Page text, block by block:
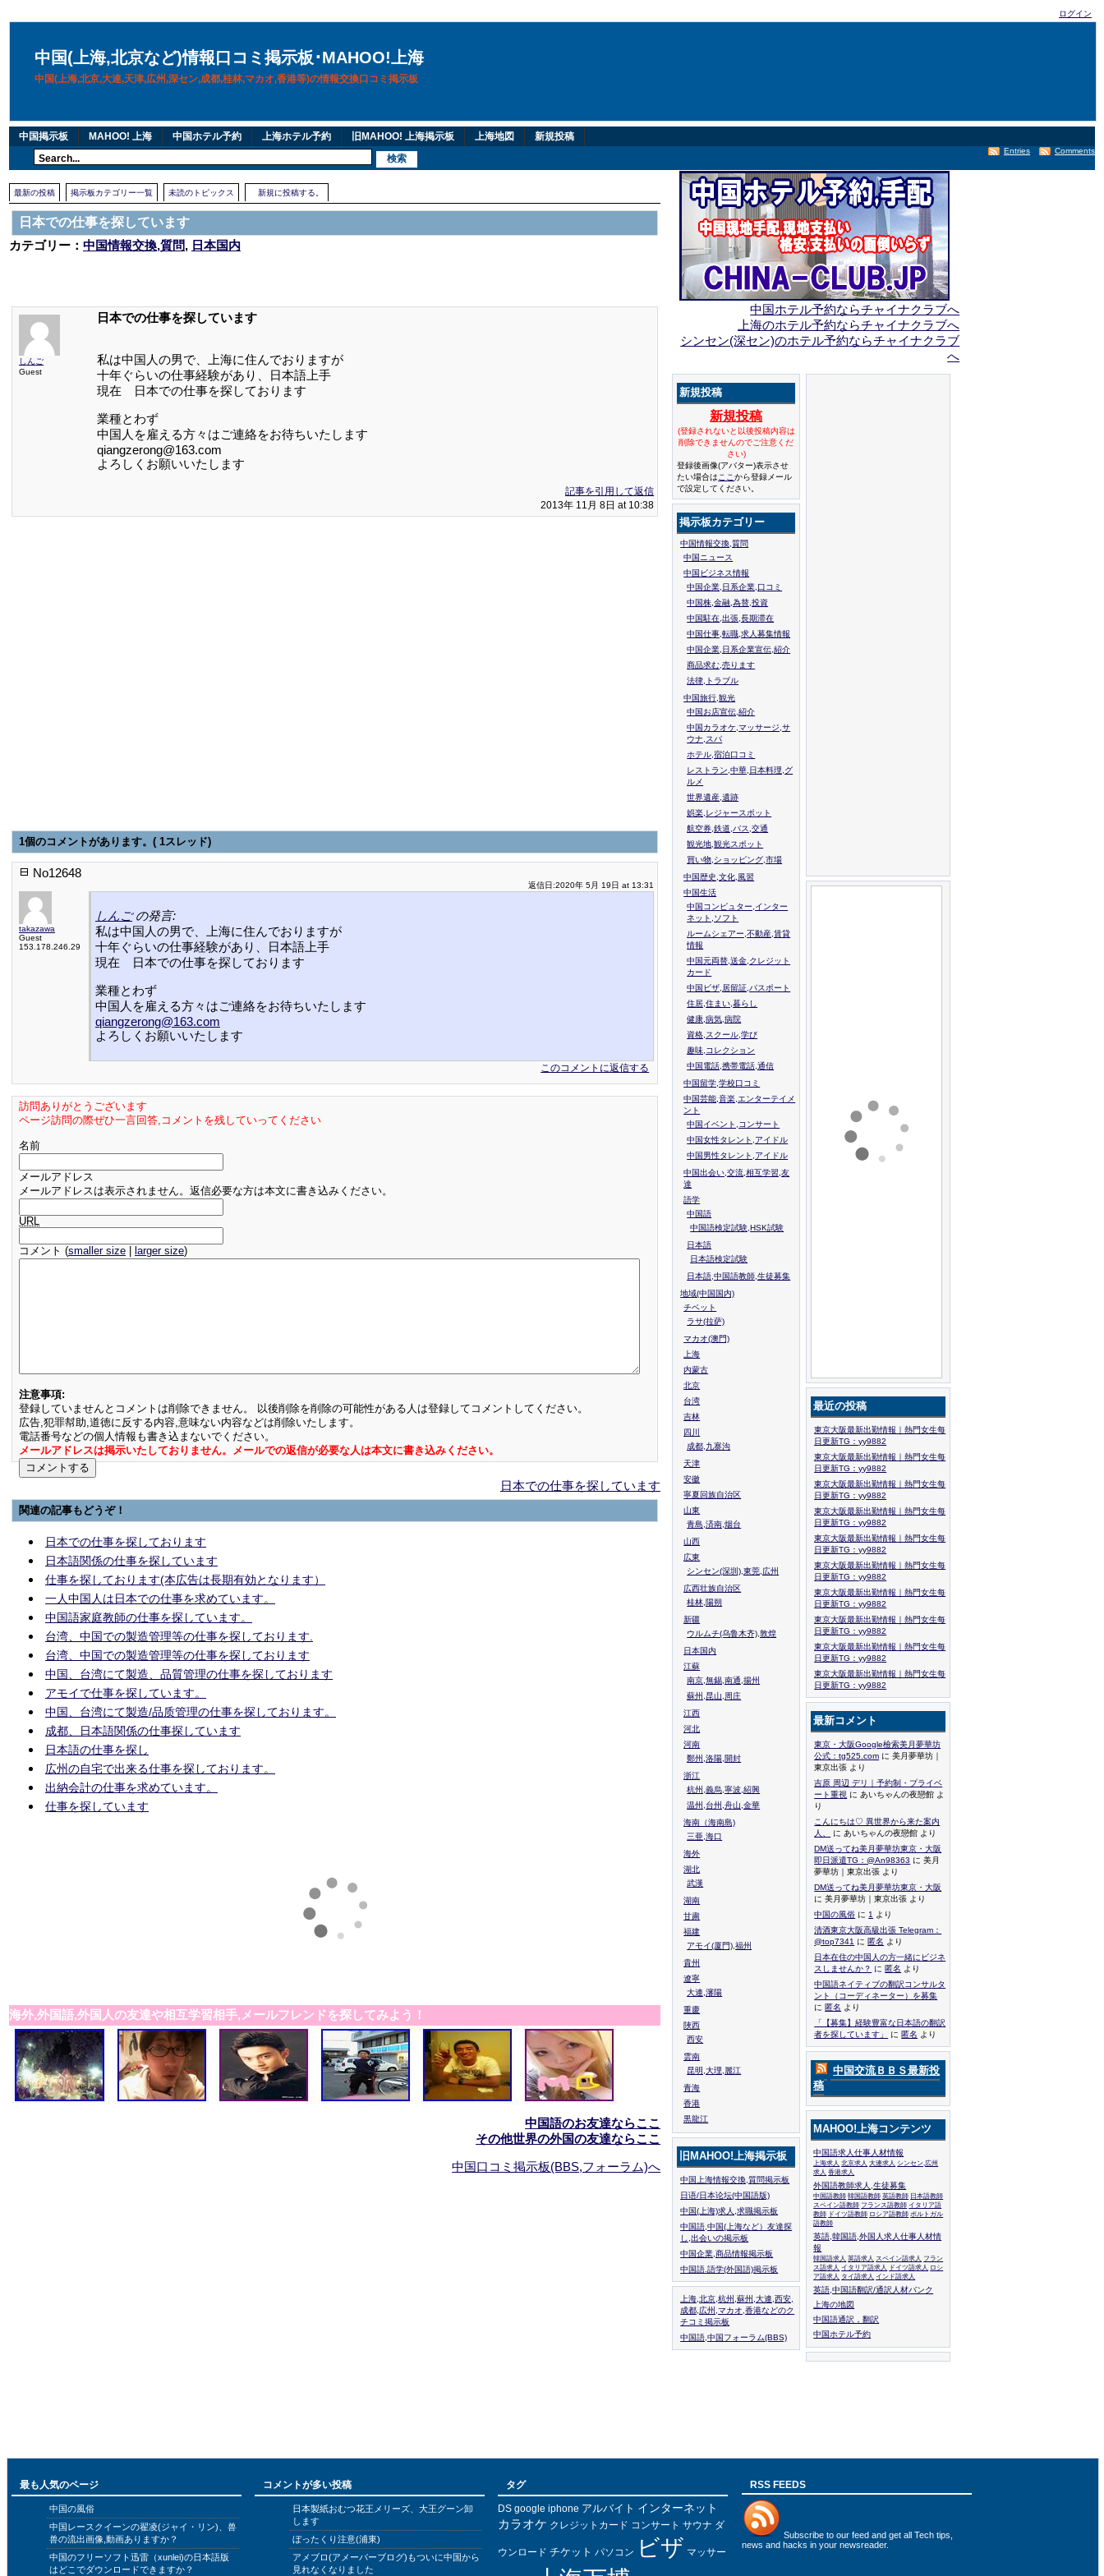
ログイン
中国(上海,北京など)情報口コミ掲示板･MAHOO!上海
中国(上海,北京,大連,天津,広州,深セン,成都,桂林,マカオ,香港等)の情報交換口コミ掲示板
中国掲示板 MAHOO! 上海 中国ホテル予約 上海ホテル予約 旧MAHOO! 上海掲示板 上海地図 新規投稿
Comments
Entries
最新の投稿 掲示板カテゴリー一覧 未読のトピックス 新規に投稿する。
日本での仕事を探しています
カテゴリー： 中国情報交換,質問, 日本国内
しんご
Guest
日本での仕事を探しています
私は中国人の男で、上海に住んでおりますが
十年ぐらいの仕事経験があり、日本語上手
現在 日本での仕事を探しております
業種とわず
中国人を雇える方々はご連絡をお待ちいたします
qiangzerong@163.com
よろしくお願いいたします
記事を引用して返信
2013年 11月 8日 at 10:38
1個のコメントがあります。( 1スレッド)
No12648
返信日:2020年 5月 19日 at 13:31
takazawa
Guest
153.178.246.29
しんごの発言:
私は中国人の男で、上海に住んでおりますが
十年ぐらいの仕事経験があり、日本語上手
現在 日本での仕事を探しております
業種とわず
中国人を雇える方々はご連絡をお待ちいたします
qiangzerong@163.com
よろしくお願いいたします
このコメントに返信する
訪問ありがとうございます
ページ訪問の際ぜひ一言回答,コメントを残していってください
名前
メールアドレス
メールアドレスは表示されません。返信必要な方は本文に書き込みください。
URL
コメント (smaller size larger size)
注意事項:
登録していませんとコメントは削除できません。 以後削除を削除の可能性がある人は登録してコメントしてください。
広告,犯罪幇助,道徳に反する内容,意味ない内容などは削除いたします。
電話番号などの個人情報も書き込まないでください。
メールアドレスは掲示いたしておりません。メールでの返信が必要な人は本文に書き込みください。
日本での仕事を探しています
関連の記事もどうぞ！
日本での仕事を探しております
日本語関係の仕事を探しています
仕事を探しております(本広告は長期有効となります）
一人中国人は日本での仕事を求めています。
中国語家庭教師の仕事を探しています。
台湾、中国での製造管理等の仕事を探しております.
台湾、中国での製造管理等の仕事を探しております
中国、台湾にて製造、品質管理の仕事を探しております
アモイで仕事を探しています。
中国、台湾にて製造/品质管理の仕事を探しております。
成都、日本語関係の仕事探しています
日本語の仕事を探し
広州の自宅で出来る仕事を探しております。
出納会計の仕事を求めています。
仕事を探しています
海外,外国語,外国人の友達や相互学習相手,メールフレンドを探してみよう！
中国語のお友達ならここ
その他世界の外国の友達ならここ
中国口コミ掲示板(BBS,フォーラム)へ
中国ホテル予約ならチャイナクラブへ
上海のホテル予約ならチャイナクラブへ
シンセン(深セン)のホテル予約ならチャイナクラブ
へ
新規投稿
新規投稿
(登録されないと以後投稿内容は
削除できませんのでご注意くだ
さい)
登録後画像(アバター)表示させ
たい場合は ここから登録メール
で設定してください。
掲示板カテゴリー
中国情報交換,質問
中国ニュース
中国ビジネス情報
中国企業,日系企業,口コミ
中国株,金融,為替,投資
中国駐在,出張,長期滞在
中国仕事,転職,求人募集情報
中国企業,日系企業宣伝,紹介
商品求む,売ります
法律,トラブル
中国旅行,観光
中国お店宣伝,紹介
中国カラオケ,マッサージ,サ
ウナ,スパ
ホテル,宿泊口コミ
レストラン,中華,日本料理,グ
ルメ
世界遺産,遺跡
娯楽,レジャースポット
航空券,鉄道,バス,交通
観光地,観光スポット
買い物,ショッピング,市場
中国歴史,文化,風習
中国生活
中国コンピュター,インター
ネット,ソフト
ルームシェアー,不動産,賃貸
情報
中国元両替,送金,クレジット
カード
中国ビザ,居留証,パスポート
住居,住まい,暮らし
健康,病気,病院
資格,スクール,学び
趣味,コレクション
中国電話,携帯電話,通信
中国留学,学校口コミ
中国芸能,音楽,エンターテイメ
ント
中国イベント,コンサート
中国女性タレント,アイドル
中国男性タレント,アイドル
中国出会い,交流,相互学習,友
達
語学
中国語
中国語検定試験,HSK試験
日本語
日本語検定試験
日本語,中国語教師,生徒募集
地域(中国国内)
チベット
ラサ(拉萨)
マカオ(澳門)
上海
内蒙古
北京
台湾
吉林
四川
成都,九寨沟
天津
安徽
寧夏回族自治区
山東
青島,済南,烟台
山西
広東
シンセン(深圳),東莞,広州
広西壮族自治区
桂林,陽朔
新疆
ウルムチ(乌鲁木齐),敦煌
日本国内
江蘇
南京,無錫,南通,揚州
蘇州,昆山,周庄
江西
河北
河南
鄭州,洛陽,開封
浙江
杭州,義烏,寧波,紹興
温州,台州,舟山,金華
海南（海南島)
三亜,海口
海外
湖北
武漢
湖南
甘粛
福建
アモイ(厦門),福州
貴州
遼寧
大連,瀋陽
重慶
陜西
西安
雲南
昆明,大理,麗江
青海
香港
黒龍江
旧MAHOO!上海掲示板
中国上海情報交換,質問掲示板
日语/日本论坛(中国語版)
中国(上海)求人,求職掲示板
中国語,中国(上海など）友達探
し,出会いの掲示板
中国企業,商品情報掲示板
中国語.語学(外国語)掲示板
上海,北京,杭州,蘇州,大連,西安,
成都,広州,マカオ,香港などのク
チコミ掲示板
中国語,中国フォーラム(BBS)
最近の投稿
東京大阪最新出勤情報｜熱門女生每
日更新TG：yy9882
東京大阪最新出勤情報｜熱門女生每
日更新TG：yy9882
東京大阪最新出勤情報｜熱門女生每
日更新TG：yy9882
東京大阪最新出勤情報｜熱門女生每
日更新TG：yy9882
東京大阪最新出勤情報｜熱門女生每
日更新TG：yy9882
東京大阪最新出勤情報｜熱門女生每
日更新TG：yy9882
東京大阪最新出勤情報｜熱門女生每
日更新TG：yy9882
東京大阪最新出勤情報｜熱門女生每
日更新TG：yy9882
東京大阪最新出勤情報｜熱門女生每
日更新TG：yy9882
東京大阪最新出勤情報｜熱門女生每
日更新TG：yy9882
最新コメント
東京・大阪Google檢索美月夢華坊
公式：tg525.com に 美月夢華坊｜
東京出張 より
吉原 周辺 デリ｜予約制・プライベ
ート重視 に あいちゃんの夜戀館 よ
り
こんにちは♡ 異世界から来た案内
人、
に あいちゃんの夜戀館 より
DM送ってね美月夢華坊東京・大阪
即日派遣TG：@An98363 に 美月
夢華坊｜東京出張 より
DM送ってね美月夢華坊東京・大阪
に 美月夢華坊｜東京出張 より
中国の風俗 に 1
より
清酒東京大阪高級出張 Telegram：
@top7341 に 匿名 より
日本在住の中国人の方一緒にビジネ
スしませんか？ に 匿名 より
中国語ネイティブの翻訳コンサルタ
ント（コーディネーター）を募集
に 匿名 より
「【募集】経験豊富な日本語の翻訳
者を探しています」
に 匿名 より
中国交流ＢＢＳ最新投
稿
MAHOO!上海コンテンツ
中国語求人仕事人材情報
上海求人 北京求人 大連求人 シンセン,広州
求人 香港求人
外国語教師求人,生徒募集
中国語教師 韓国語教師 英語教師 日本語教師
スペイン語教師 フランス語教師 イタリア語
教師 ドイツ語教師 ロシア語教師 ポルトガル
語教師
英語,韓国語,外国人求人仕事人材情
報
韓国語求人 英語求人 スペイン語求人 フラン
ス語求人 イタリア語求人 ドイツ語求人 ロシ
ア語求人 タイ語求人 インド語求人
英語,中国語翻訳/通訳人材バンク
上海の地図
中国語通訳，翻訳
中国ホテル予約
最も人気のページ
中国の風俗
中国レースクイーンの翟凌(ジャイ・リン)、兽
兽の流出画像,動画ありますか？
中国のフリーソフト迅雷（xunlei)の日本語版
はどこでダウンロードできますか？
コメントが多い投稿
日本製紙おむつ花王メリーズ、大王グーン卸
します
ぼったくり注意(浦東)
アメブロ(アメーバーブログ)もついに中国から
見れなくなりました
タグ
DS google iphone アルバイト インターネット
カラオケ クレジットカード コンサート サウナ ダ
ウンロード チケット パソコン ビザ マッサー
RSS FEEDS
Subscribe to our feed and get all Tech tips,
news and hacks in your newsreader.